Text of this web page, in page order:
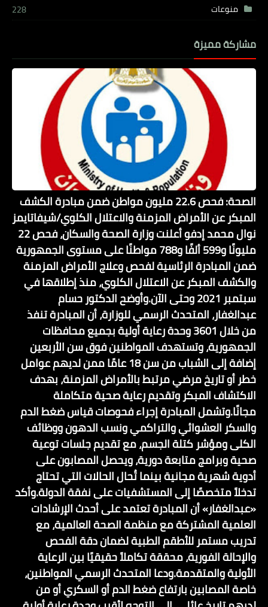
منوعات
228
مشاركة مميزة
الصحة: فحص 22.6 مليون مواطن ضمن مبادرة الكشف
المبكر عن الأمراض المزمنة والاعتلال الكلوي/شيفاتايمز
نوال محمد إدفو أعلنت وزارة الصحة والسكان، فحص 22
مليونًا و599 ألفًا و788 مواطنًا على مستوى الجمهورية
ضمن المبادرة الرئاسية لفحص وعلاج الأمراض المزمنة
والكشف المبكر عن الاعتلال الكلوي، منذ إطلاقها في
سبتمبر 2021 وحتى الآن.وأوضح الدكتور حسام
عبدالغفار، المتحدث الرسمي للوزارة، أن المبادرة تنفذ
من خلال 3601 وحدة رعاية أولية بجميع محافظات
الجمهورية، وتستهدف المواطنين فوق سن الأربعين
إضافة إلى الشباب من سن 18 عامًا ممن لديهم عوامل
خطر أو تاريخ مرضي مرتبط بالأمراض المزمنة، بهدف
الاكتشاف المبكر وتقديم رعاية صحية متكاملة
مجانًا.وتشمل المبادرة إجراء فحوصات قياس ضغط الدم
والسكر العشوائي والتراكمي ونسب الدهون ووظائف
الكلى ومؤشر كتلة الجسم، مع تقديم جلسات توعية
صحية وبرامج متابعة دورية، ويحصل المصابون على
أدوية شهرية مجانية بينما تُحال الحالات التي تحتاج
تدخلاً متخصصًا إلى المستشفيات على نفقة الدولة.وأكد
«عبدالغفار» أن المبادرة تعتمد على أحدث الإرشادات
العلمية المشتركة مع منظمة الصحة العالمية، مع
تدريب مستمر للأطقم الطبية لضمان دقة الفحص
والإحالة الفورية، محققة تكاملاً حقيقيًا بين الرعاية
الأولية والمتقدمة.ودعا المتحدث الرسمي المواطنين،
خاصة المصابين بارتفاع ضغط الدم أو السكري أو من